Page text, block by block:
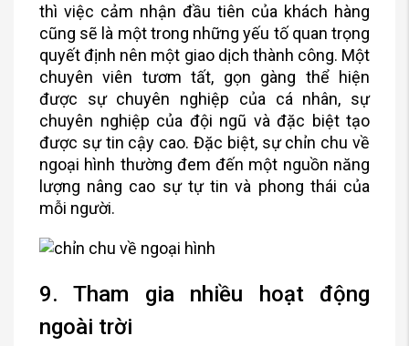
thì việc cảm nhận đầu tiên của khách hàng
cũng sẽ là một trong những yếu tố quan trọng
quyết định nên một giao dịch thành công. Một
chuyên viên tươm tất, gọn gàng thể hiện
được sự chuyên nghiệp của cá nhân, sự
chuyên nghiệp của đội ngũ và đặc biệt tạo
được sự tin cậy cao. Đặc biệt, sự chỉn chu về
ngoại hình thường đem đến một nguồn năng
lượng nâng cao sự tự tin và phong thái của
mỗi người.
9. Tham gia nhiều hoạt động
ngoài trời